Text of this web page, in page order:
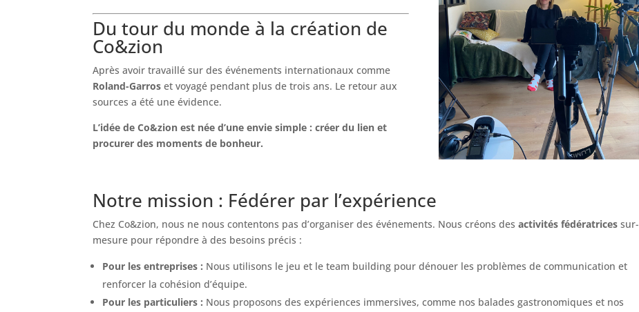
Du tour du monde à la création de
Co&zion
Après avoir travaillé sur des événements internationaux comme
Roland-Garros et voyagé pendant plus de trois ans. Le retour aux
sources a été une évidence.
L’idée de Co&zion est née d’une envie simple : créer du lien et
procurer des moments de bonheur.
Notre mission : Fédérer par l’expérience
Chez Co&zion, nous ne nous contentons pas d’organiser des événements. Nous créons desactivités fédératrices sur-
mesure pour répondre à des besoins précis :
Pour les entreprises : Nous utilisons le jeu et le team building pour dénouer les problèmes de communication et
renforcer la cohésion d’équipe.
Pour les particuliers : Nous proposons des expériences immersives, comme nos balades gastronomiques et nos